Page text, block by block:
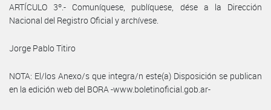
ARTÍCULO 3º.- Comuníquese, publíquese, dése a la Dirección
Nacional del Registro Oficial y archívese.
Jorge Pablo Titiro
NOTA: El/los Anexo/s que integra/n este(a) Disposición se publican
en la edición web del BORA -www.boletinoficial.gob.ar-